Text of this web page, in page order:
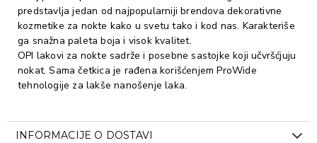
predstavlja jedan od najpopularniji brendova dekorativne
kozmetike za nokte kako u svetu tako i kod nas. Karakteriše
ga snažna paleta boja i visok kvalitet.
OPI lakovi za nokte sadrže i posebne sastojke koji učvršćjuju
nokat. Sama četkica je rađena korišćenjem ProWide
tehnologije za lakše nanošenje laka.
INFORMACIJE O DOSTAVI